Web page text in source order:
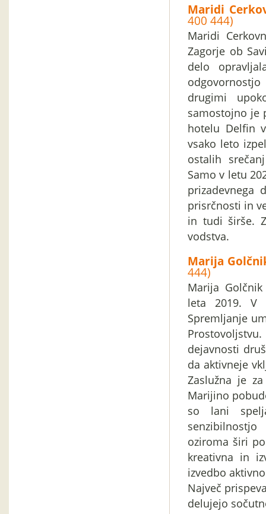
Maridi
400 444)
Maridi
Zagorje ob
delo
drugimi
samostojno je
hotelu Delfin
vsako leto
ostalih
Samo v letu
prizadevnega
prisrčnosti in
in tudi širše.
vodstva.
Marija
444)
Marija
leta 2019. V
Spremljanje
dejavnosti
da aktivneje
Zaslužna je
Marijino
so lani
oziroma širi
kreativna in
izvedbo
Največ
delujejo